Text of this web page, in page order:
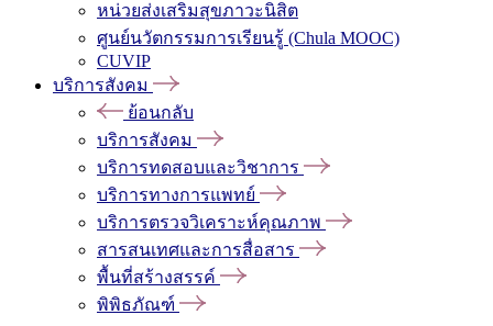
หน่วยส่งเสริมสุขภาวะนิสิต
ศูนย์นวัตกรรมการเรียนรู้ (Chula MOOC)
CUVIP
บริการสังคม
ย้อนกลับ
บริการสังคม
บริการทดสอบและวิชาการ
บริการทางการแพทย์
บริการตรวจวิเคราะห์คุณภาพ
สารสนเทศและการสื่อสาร
พื้นที่สร้างสรรค์
พิพิธภัณฑ์